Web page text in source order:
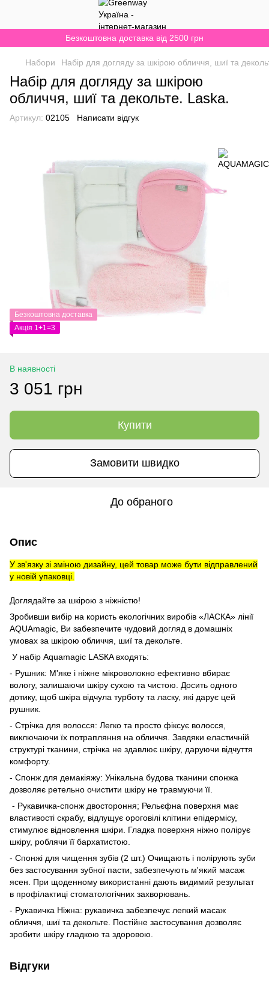
Безкоштовна доставка від 2500 грн
Набори Набір для догляду за шкірою обличчя, шиї та
Набір для догляду за шкірою
обличчя, шиї та декольте. Laska.
Артикул: 02105 Написати відгук
Безкоштовна доставка
Акція 1+1=3
В наявності
3 051 грн
Купити
Замовити швидко
До обраного
Опис
У зв'язку зі зміною дизайну, цей товар може бути відправлений
у новій упаковці.
Доглядайте за шкірою з ніжністю!
Зробивши вибір на користь екологічних виробів «ЛАСКА» лінії
AQUAmagic, Ви забезпечите чудовий догляд в домашніх
умовах за шкірою обличчя, шиї та декольте.
У набір Aquamagic LASКA входять:
- Рушник: М'яке і ніжне мікроволокно ефективно вбирає
вологу, залишаючи шкіру сухою та чистою. Досить одного
дотику, щоб шкіра відчула турботу та ласку, які дарує цей
рушник.
- Стрічка для волосся: Легко та просто фіксує волосся,
виключаючи їх потрапляння на обличчя. Завдяки еластичній
структурі тканини, стрічка не здавлює шкіру, даруючи відчуття
комфорту.
- Спонж для демакіяжу: Унікальна будова тканини спонжа
дозволяє ретельно очистити шкіру не травмуючи її.
- Рукавичка-спонж двостороння; Рельєфна поверхня має
властивості скрабу, відлущує ороговілі клітини епідермісу,
стимулює відновлення шкіри. Гладка поверхня ніжно полірує
шкіру, роблячи її бархатистою.
- Спонжі для чищення зубів (2 шт.) Очищають і полірують зуби
без застосування зубної пасти, забезпечують м'який масаж
ясен. При щоденному використанні дають видимий результат
в профілактиці стоматологічних захворювань.
- Рукавичка Ніжна: рукавичка забезпечує легкий масаж
обличчя, шиї та декольте. Постійне застосування дозволяє
зробити шкіру гладкою та здоровою.
Відгуки